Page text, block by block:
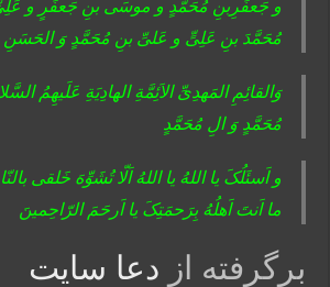
و جَعفَرِبنِ مُحَمَّدٍ و موسَی بنِ جَعفَرٍ و
مُحَمَّدَ بنِ عَلِیٍّ و عَلیِّ بنِ مُحَمَّدٍ وَ
وَالقائِمِ المَهدِیِّ الاَئِمَّةِ الهادِیَةِ عَلَیهِمُ
مُحَمَّدٍ وَ الِ مُحَمَّدٍ
و اَسئَلُکَ یا اللهُ یا اللهُ اَلّا تُشَوِّهَ خَلقی
ما اَنتَ اَهلُهُ بِرَحمَتِکَ یا اَرحَمَ الرّاحِمینَ
برگرفته از دعا سایت